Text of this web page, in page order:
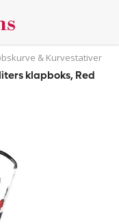
& Kurvestativer
klapboks, Red